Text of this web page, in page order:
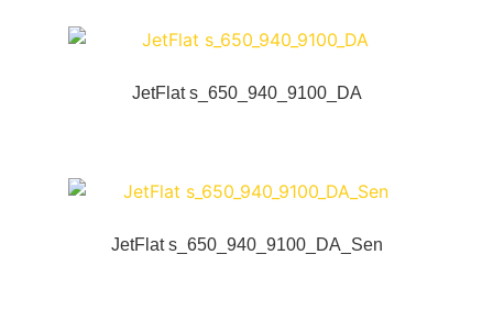
JetFlat s_650_940_9100_DA
JetFlat s_650_940_9100_DA_Sen